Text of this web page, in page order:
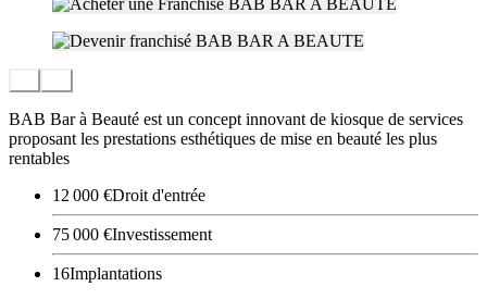
BAB Bar à Beauté est un concept innovant de kiosque de services
proposant les prestations esthétiques de mise en beauté les plus
rentables
12 000 €Droit d'entrée
75 000 €Investissement
16Implantations